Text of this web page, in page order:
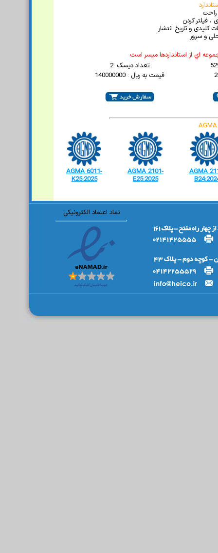
راحت
فیلتر کردن
کلیدی و تاریخ انتشار
و سرور
اي از استانداردها ميسر است
تعداد دیسک :2
قیمت به ریال : 140000000
AGMA 6011-
K25:2025
AGMA 2101-
E25:2025
AGMA
نماد اعتماد الکترونیکی